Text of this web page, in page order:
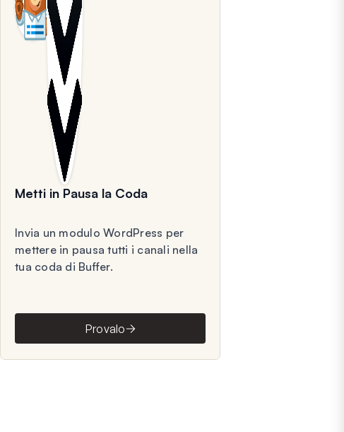
Metti in Pausa la Coda
Invia un modulo WordPress per
mettere in pausa tutti i canali nella
tua coda di Buffer.
Provalo